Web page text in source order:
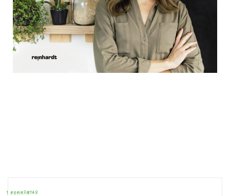
Navigation
1 KOMMENTAR